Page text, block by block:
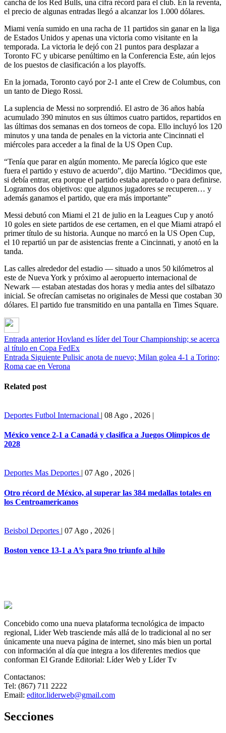
cancha de los Red Bulls, una cifra récord para el club. En la reventa,
el precio de algunas entradas llegó a alcanzar los 1.000 dólares.
Miami venía sumido en una racha de 11 partidos sin ganar en la liga
de Estados Unidos y apenas una victoria como visitante en la
temporada. La victoria le dejó con 21 puntos para desplazar a
Toronto FC y ubicarse penúltimo en la Conferencia Este, aún lejos
de los puestos de clasificación a los playoffs.
En la jornada, Toronto cayó por 2-1 ante el Crew de Columbus, con
un tanto de Diego Rossi.
La suplencia de Messi no sorprendió. El astro de 36 años había
acumulado 390 minutos en sus últimos cuatro partidos, repartidos en
las últimas dos semanas en dos torneos de copa. Ello incluyó los 120
minutos y una tanda de penales en la victoria ante Cincinnati el
miércoles para acceder a la final de la US Open Cup.
“Tenía que parar en algún momento. Me parecía lógico que este
fuera el partido y estuvo de acuerdo”, dijo Martino. “Decidimos que,
si debía entrar, era porque el partido estaba apretado o para definirse.
Logramos dos objetivos: que algunos jugadores se recuperen… y
además ganamos el partido, que era más importante”
Messi debutó con Miami el 21 de julio en la Leagues Cup y anotó
10 goles en siete partidos de ese certamen, en el que Miami atrapó el
primer título de su historia. Aunque no marcó en la US Open Cup,
el 10 repartió un par de asistencias frente a Cincinnati, y anotó en la
tanda.
Las calles alrededor del estadio — situado a unos 50 kilómetros al
este de Nueva York y próximo al aeropuerto internacional de
Newark — estaban atestadas dos horas y media antes del silbatazo
inicial. Se ofrecían camisetas no originales de Messi que costaban 30
dólares. El partido fue transmitido en una pantalla en Times Square.
Entrada anterior Hovland es líder del Tour Championship; se acerca
al título en Copa FedEx
Entrada Siguiente Pulisic anota de nuevo; Milan golea 4-1 a Torino;
Roma cae en Verona
Related post
Deportes Futbol Internacional | 08 Ago , 2026 |
México vence 2-1 a Canadá y clasifica a Juegos Olímpicos de
2028
Deportes Mas Deportes | 07 Ago , 2026 |
Otro récord de México, al superar las 384 medallas totales en
los Centroamericanos
Beisbol Deportes | 07 Ago , 2026 |
Boston vence 13-1 a A’s para 9no triunfo al hilo
Concebido como una nueva plataforma tecnológica de impacto
regional, Lider Web trasciende más allá de lo tradicional al no ser
únicamente una nueva página de internet, sino más bien un portal
con información al día que integra a los diferentes medios que
conforman El Grande Editorial: Líder Web y Líder Tv
Contactanos:
Tel: (867) 711 2222
Email: editor.liderweb@gmail.com
Secciones